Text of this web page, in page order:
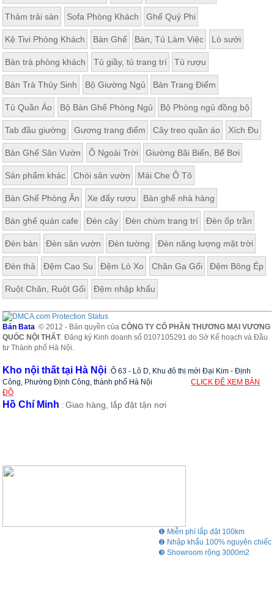
Thảm trải sàn Sofa Phòng Khách Ghế Quý Phi
Kệ Tivi Phòng Khách Bàn Ghế Bàn, Tủ Làm Việc Lò sưởi
Bàn trà phòng khách Tủ giầy, tủ trang trí Tủ rượu
Bàn Trà Thủy Sinh Bộ Giường Ngủ Bàn Trang Điểm
Tủ Quần Áo Bộ Bàn Ghế Phòng Ngủ Bộ Phòng ngủ đồng bộ
Tab đầu giường Gương trang điểm Cây treo quần áo Xích Đu
Bàn Ghế Sân Vườn Ô Ngoài Trời Giường Bãi Biển, Bể Bơi
Sản phẩm khác Chòi sân vườn Mái Che Ô Tô
Bàn Ghế Phòng Ăn Xe đẩy rượu Bàn ghế nhà hàng
Bàn ghế quán cafe Đèn cây Đèn chùm trang trí Đèn ốp trần
Đèn bàn Đèn sân vườn Đèn tường Đèn năng lượng mặt trời
Đèn thả Đệm Cao Su Đệm Lò Xo Chăn Ga Gối Đệm Bông Ép
Ruột Chăn, Ruột Gối Đệm nhập khẩu
Bản Bata © 2012 - Bản quyền củaCÔNG TY CỔ PHẦN THƯƠNG MẠI VƯƠNG
QUỐC NỘI THẤT. Đăng ký Kinh doanh số 0107105291 do Sở Kế hoạch và Đầu
tư Thành phố Hà Nội.
Kho nội thất tại Hà Nội :Ô 63 - Lô D, Khu đô thị mới Đại Kim - Định
Công, Phường Định Công, thành phố Hà Nội
CLICK ĐỂ XEM BẢN
ĐỒ
Hồ Chí Minh :Giao hàng, lắp đặt tận nơi
❶ Miễn phí lắp đặt 100km
❷ Nhập khẩu 100% nguyên chiếc
❸ Showroom rộng 3000m2